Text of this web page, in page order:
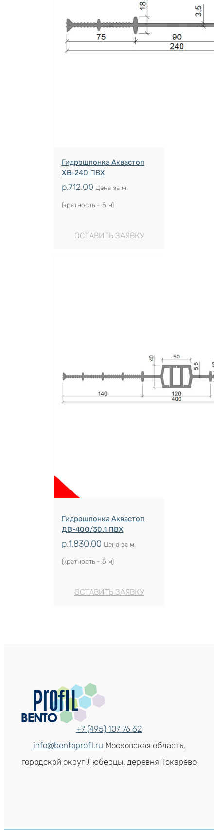
Гидрошпонка Аквастоп
ХВ-240 ПВХ
р.712.00 Цена за м.
(кратность - 5 м)
ОСТАВИТЬ ЗАЯВКУ
Гидрошпонка Аквастоп
ДВ-400/30.1 ПВХ
р.1,830.00 Цена за м.
(кратность - 5 м)
ОСТАВИТЬ ЗАЯВКУ
+7 (495) 107 76 62
info@bentoprofil.ru Московская область,
городской округ Люберцы, деревня Токарёво